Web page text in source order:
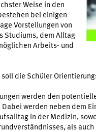
Weise in den
bei einigen
Vorstellungen von
Studiums, dem Alltag
Arbeits- und
die Schüler
werden den
werden neben dem
in der Medizin,
als